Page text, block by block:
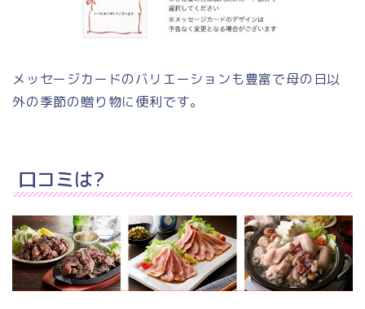
メッセージカードのバリエーションも豊富で母の日以
外の季節の贈り物に便利です。
口コミは?